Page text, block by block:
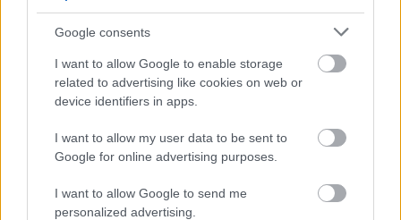
Google consents
I want to allow Google to enable storage
related to advertising like cookies on web or
device identifiers in apps.
I want to allow my user data to be sent to
Google for online advertising purposes.
I want to allow Google to send me
personalized advertising.
csak kisbetűket)
Használj minél hosszabb jelszót (akár 60
karakter is lehet!), írhatsz több szót egymás
után.
Nem kell agyonvariálnod a kisbetűket,
karaktereket, találd meg az egyensúlyt a
megjegyezhető és a biztonságos
között.
A hangsúly a megjegyezhetőn is van, ha egy